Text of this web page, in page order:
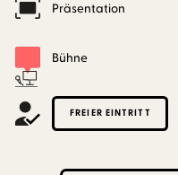
Präsentation
Bühne
FREIER EINTRITT